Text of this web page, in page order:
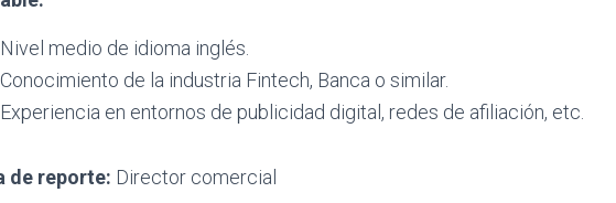
Nivel medio de idioma inglés.
Conocimiento de la industria Fintech, Banca o similar.
Experiencia en entornos de publicidad digital, redes de afiliación, etc.
de reporte: Director comercial